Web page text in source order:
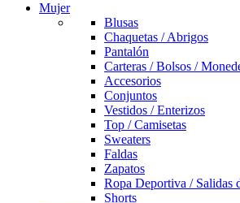
Mujer
Blusas
Chaquetas / Abrigos
Pantalón
Carteras / Bolsos /
Accesorios
Conjuntos
Vestidos / Enterizos
Top / Camisetas
Sweaters
Faldas
Zapatos
Ropa Deportiva / Salidas
Shorts